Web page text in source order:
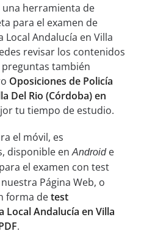
una herramienta de
para el examen de
Local Andalucía en Villa
revisar los contenidos
también
Oposiciones de Policía
Del Rio (Córdoba) en
tu tiempo de estudio.
el móvil, es
disponible enAndroide
el examen con test
Página Web, o
forma detest
Local Andalucía en Villa
.